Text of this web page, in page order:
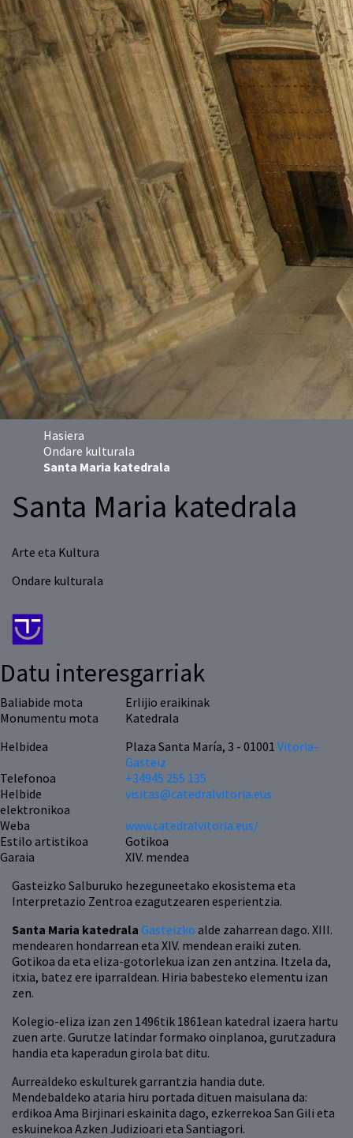
Hasiera
Ondare kulturala
Santa Maria katedrala
Santa Maria katedrala
Arte eta Kultura
Ondare kulturala
Gasteizko Salburuko hezeguneetako ekosistema eta
Interpretazio Zentroa ezagutzearen esperientzia.
Santa Maria katedrala Gasteizko alde zaharrean dago. XIII.
mendearen hondarrean eta XIV. mendean eraiki zuten.
Gotikoa da eta eliza-gotorlekua izan zen antzina. Itzela da,
itxia, batez ere iparraldean. Hiria babesteko elementu izan
zen.
Kolegio-eliza izan zen 1496tik 1861ean katedral izaera hartu
zuen arte. Gurutze latindar formako oinplanoa, gurutzadura
handia eta kaperadun girola bat ditu.
Aurrealdeko eskulturek garrantzia handia dute.
Mendebaldeko ataria hiru portada dituen maisulana da:
erdikoa Ama Birjinari eskainita dago, ezkerrekoa San Gili eta
eskuinekoa Azken Judizioari eta Santiagori.
Datu interesgarriak
Baliabide mota
Erlijio eraikinak
Monumentu mota
Katedrala
Helbidea
Plaza Santa María, 3 - 01001Vitoria-
Gasteiz
Telefonoa
+34945 255 135
Helbide
elektronikoa
visitas@catedralvitoria.eus
Weba
www.catedralvitoria.eus/
Estilo artistikoa
Gotikoa
Garaia
XIV. mendea